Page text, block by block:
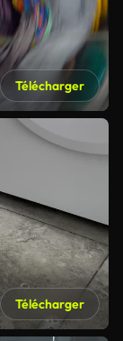
Télécharger
Télécharger